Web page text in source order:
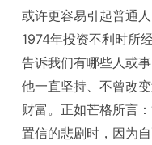
或许更容易引起普通
1974年投资不利时所
告诉我们有哪些人或
他一直坚持、不曾改
财富。正如芒格所言
置信的悲剧时，因为